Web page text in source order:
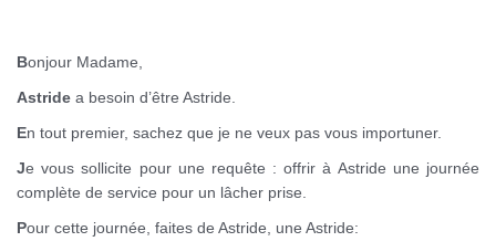
Bonjour Madame,
Astride a besoin d’être Astride.
En tout premier, sachez que je ne veux pas vous importuner.
Je vous sollicite pour une requête : offrir à Astride une journée
complète de service pour un lâcher prise.
Pour cette journée, faites de Astride, une Astride: